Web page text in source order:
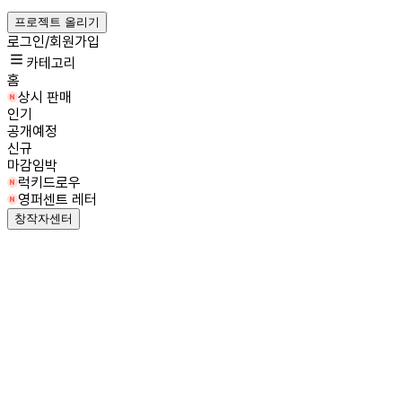
프로젝트 올리기
로그인/회원가입
카테고리
홈
상시 판매
인기
공개예정
신규
마감임박
럭키드로우
영퍼센트 레터
창작자센터